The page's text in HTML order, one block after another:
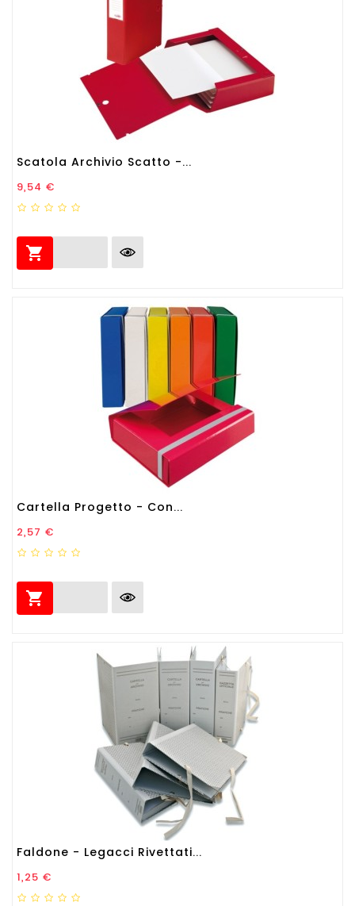
Scatola Archivio Scatto -...
Prezzo
9,54 €

Cartella Progetto - Con...
Prezzo
2,57 €

Faldone - Legacci Rivettati...
Prezzo
1,25 €